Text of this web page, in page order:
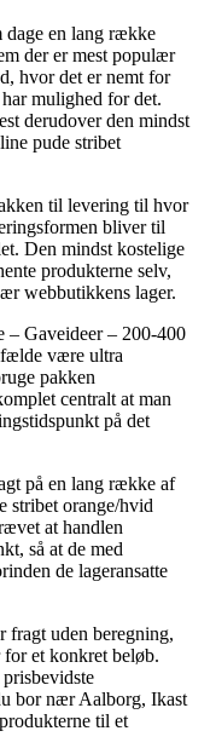
dage en lang række
der er mest populær
hvor det er nemt for
mulighed for det.
derudover den mindst
pude stribet
til levering til hvor
bliver til
Den mindst kostelige
produkterne selv,
webbutikkens lager.
– Gaveideer – 200-400
være ultra
pakken
centralt at man
på det
på en lang række af
stribet orange/hvid
at handlen
så at de med
de lageransatte
fragt uden beregning,
et konkret beløb.
bor nær Aalborg, Ikast
til et